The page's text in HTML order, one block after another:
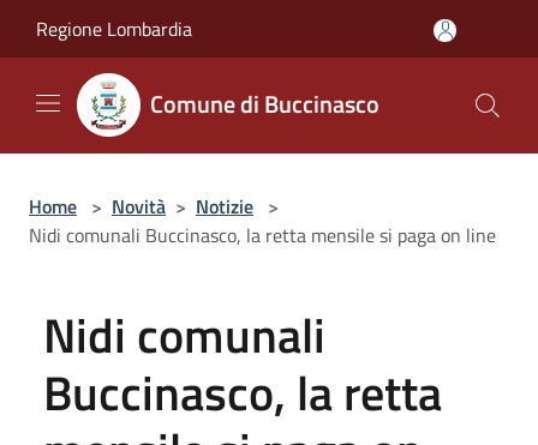
Regione Lombardia
Comune di Buccinasco
Home > Novità > Notizie >
Nidi comunali Buccinasco, la retta mensile si paga on line
Nidi comunali
Buccinasco, la retta